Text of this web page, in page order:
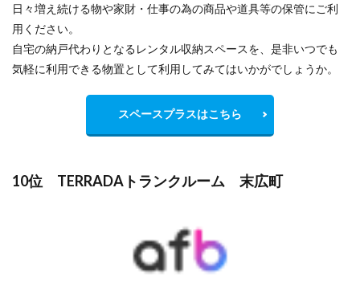
日々増え続ける物や家財・仕事の為の商品や道具等の保管にご利
用ください。
自宅の納戸代わりとなるレンタル収納スペースを、是非いつでも
気軽に利用できる物置として利用してみてはいかがでしょうか。
スペースプラスはこちら
10位 TERRADAトランクルーム 末広町